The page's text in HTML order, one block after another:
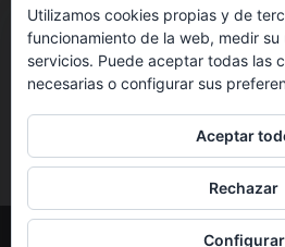
Síguenos en:
© Fundación Social Universal.
Utilizamos cookies propias y de
funcionamiento de la web, medir su
servicios. Puede aceptar todas las
necesarias o configurar sus
Aceptar
Rechazar
Configurar